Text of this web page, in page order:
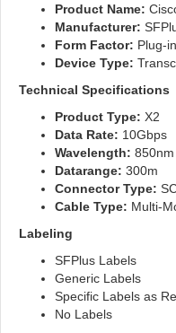
Product Name:
Manufacturer:
Form Factor: Plug-
Device Type:
Technical Specifications
Product Type: X2
Data Rate: 10Gbps
Wavelength: 850nm
Datarange: 300m
Connector Type:
Cable Type: Multi-
Labeling
SFPlus Labels
Generic Labels
Specific Labels as
No Labels